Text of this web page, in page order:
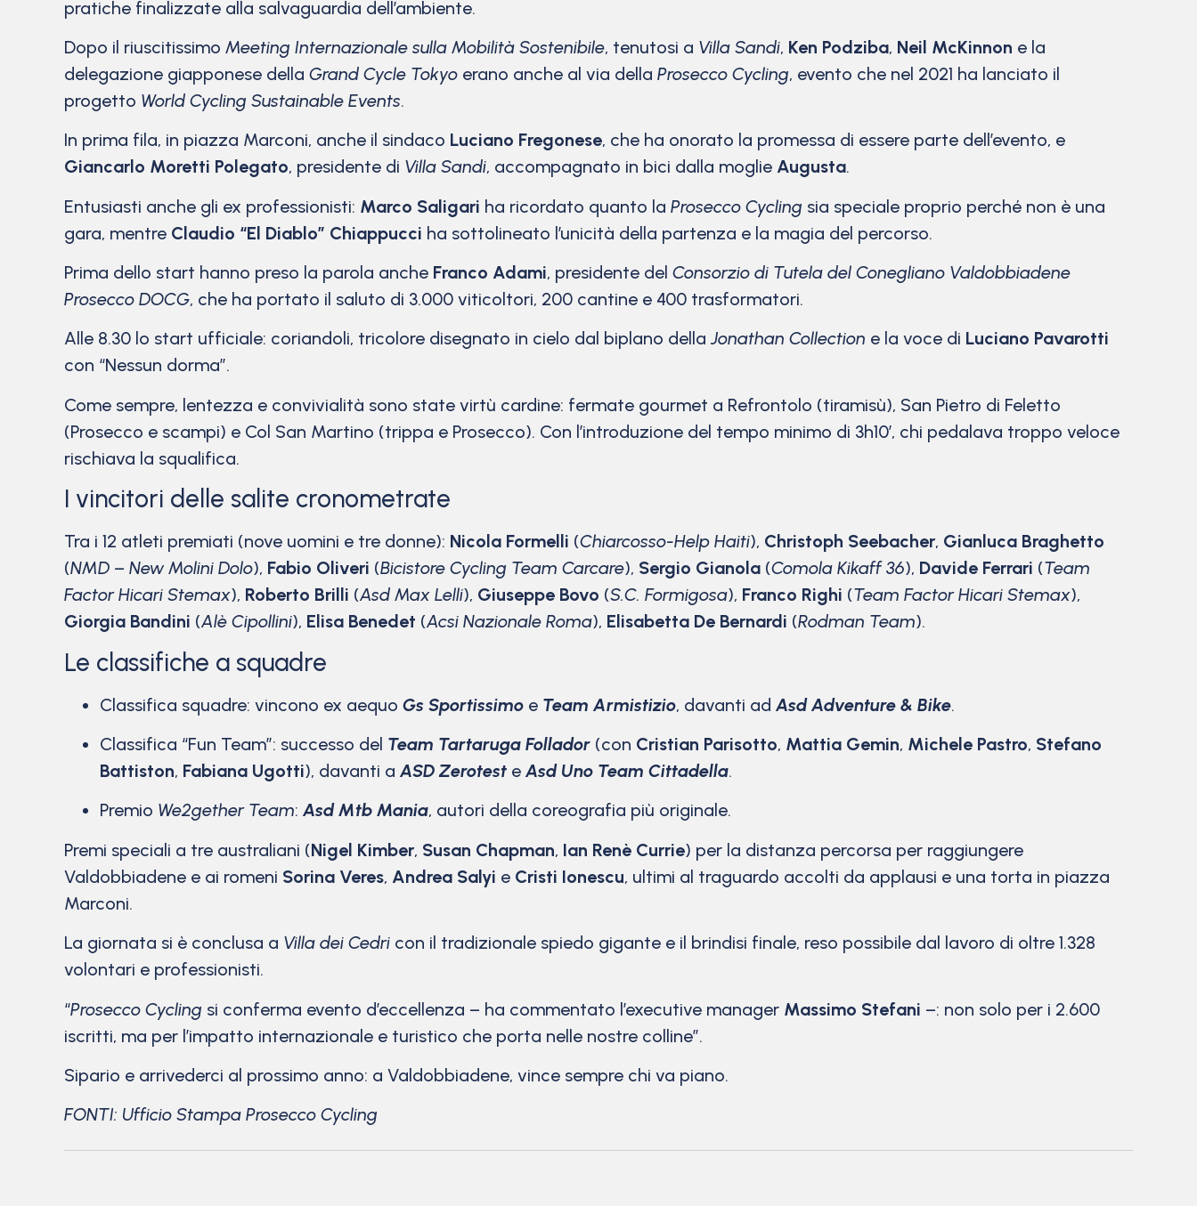
pratiche finalizzate alla salvaguardia dell’ambiente.
Dopo il riuscitissimo Meeting Internazionale sulla Mobilità Sostenibile, tenutosi a Villa Sandi, Ken Podziba, Neil McKinnon e la
delegazione giapponese della Grand Cycle Tokyo erano anche al via della Prosecco Cycling, evento che nel 2021 ha lanciato il
progetto World Cycling Sustainable Events.
In prima fila, in piazza Marconi, anche il sindaco Luciano Fregonese, che ha onorato la promessa di essere parte dell’evento, e
Giancarlo Moretti Polegato, presidente di Villa Sandi, accompagnato in bici dalla moglie Augusta.
Entusiasti anche gli ex professionisti: Marco Saligari ha ricordato quanto la Prosecco Cycling sia speciale proprio perché non è una
gara, mentre Claudio “El Diablo” Chiappucci ha sottolineato l’unicità della partenza e la magia del percorso.
Prima dello start hanno preso la parola anche Franco Adami, presidente del Consorzio di Tutela del Conegliano Valdobbiadene
Prosecco DOCG, che ha portato il saluto di 3.000 viticoltori, 200 cantine e 400 trasformatori.
Alle 8.30 lo start ufficiale: coriandoli, tricolore disegnato in cielo dal biplano della Jonathan Collection e la voce di Luciano Pavarotti
con “Nessun dorma”.
Come sempre, lentezza e convivialità sono state virtù cardine: fermate gourmet a Refrontolo (tiramisù), San Pietro di Feletto
(Prosecco e scampi) e Col San Martino (trippa e Prosecco). Con l’introduzione del tempo minimo di 3h10’, chi pedalava troppo veloce
rischiava la squalifica.
I vincitori delle salite cronometrate
Tra i 12 atleti premiati (nove uomini e tre donne): Nicola Formelli (Chiarcosso-Help Haiti), Christoph Seebacher, Gianluca Braghetto
(NMD – New Molini Dolo), Fabio Oliveri (Bicistore Cycling Team Carcare), Sergio Gianola (Comola Kikaff 36), Davide Ferrari (Team
Factor Hicari Stemax), Roberto Brilli (Asd Max Lelli), Giuseppe Bovo (S.C. Formigosa), Franco Righi (Team Factor Hicari Stemax),
Giorgia Bandini (Alè Cipollini), Elisa Benedet (Acsi Nazionale Roma), Elisabetta De Bernardi (Rodman Team).
Le classifiche a squadre
Classifica squadre: vincono ex aequo Gs Sportissimo e Team Armistizio, davanti ad Asd Adventure & Bike.
Classifica “Fun Team”: successo del Team Tartaruga Follador (con Cristian Parisotto, Mattia Gemin, Michele Pastro, Stefano
Battiston, Fabiana Ugotti), davanti a ASD Zerotest e Asd Uno Team Cittadella.
Premio We2gether Team: Asd Mtb Mania, autori della coreografia più originale.
Premi speciali a tre australiani (Nigel Kimber, Susan Chapman, Ian Renè Currie) per la distanza percorsa per raggiungere
Valdobbiadene e ai romeni Sorina Veres, Andrea Salyi e Cristi Ionescu, ultimi al traguardo accolti da applausi e una torta in piazza
Marconi.
La giornata si è conclusa a Villa dei Cedri con il tradizionale spiedo gigante e il brindisi finale, reso possibile dal lavoro di oltre 1.328
volontari e professionisti.
“Prosecco Cycling si conferma evento d’eccellenza – ha commentato l’executive manager Massimo Stefani –: non solo per i 2.600
iscritti, ma per l’impatto internazionale e turistico che porta nelle nostre colline”.
Sipario e arrivederci al prossimo anno: a Valdobbiadene, vince sempre chi va piano.
FONTI: Ufficio Stampa Prosecco Cycling